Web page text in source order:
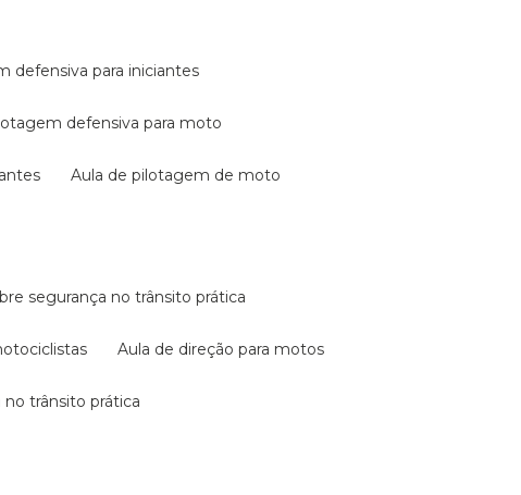
defensiva para iniciantes
defensiva para moto
aula de pilotagem de moto
segurança no trânsito prática
aula de direção para motos
no trânsito prática